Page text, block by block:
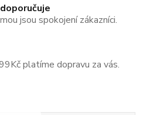
jsou spokojení zákazníci.
platíme dopravu za vás.